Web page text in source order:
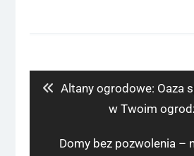
Previous
Altany ogrodowe: Oaza
w Twoim
Next
Domy bez pozwolenia –